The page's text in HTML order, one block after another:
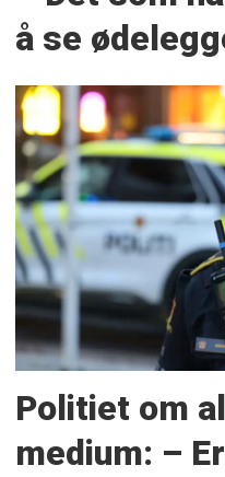
å se
Politiet om
medium: –